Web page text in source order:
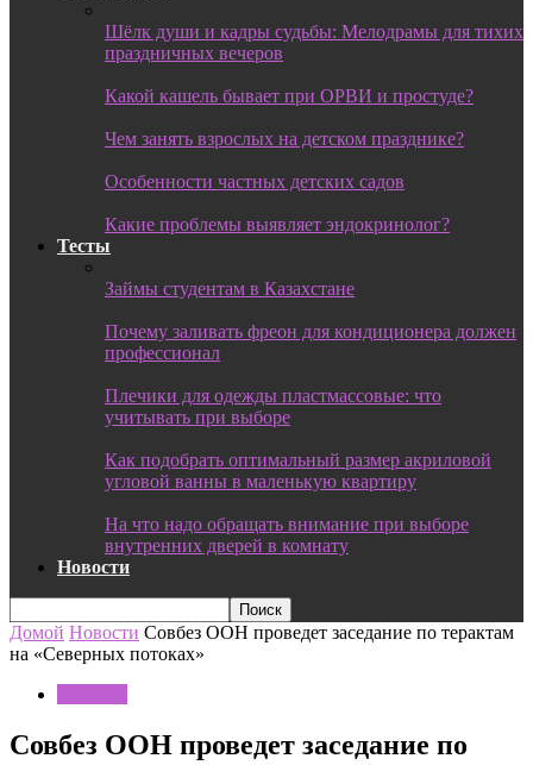
Шёлк души и кадры судьбы: Мелодрамы для тихих
праздничных вечеров
Какой кашель бывает при ОРВИ и простуде?
Чем занять взрослых на детском празднике?
Особенности частных детских садов
Какие проблемы выявляет эндокринолог?
Тесты
Займы студентам в Казахстане
Почему заливать фреон для кондиционера должен
профессионал
Плечики для одежды пластмассовые: что
учитывать при выборе
Как подобрать оптимальный размер акриловой
угловой ванны в маленькую квартиру
На что надо обращать внимание при выборе
внутренних дверей в комнату
Новости
Домой Новости Совбез ООН проведет заседание по терактам
на «Северных потоках»
Совбез ООН проведет заседание по